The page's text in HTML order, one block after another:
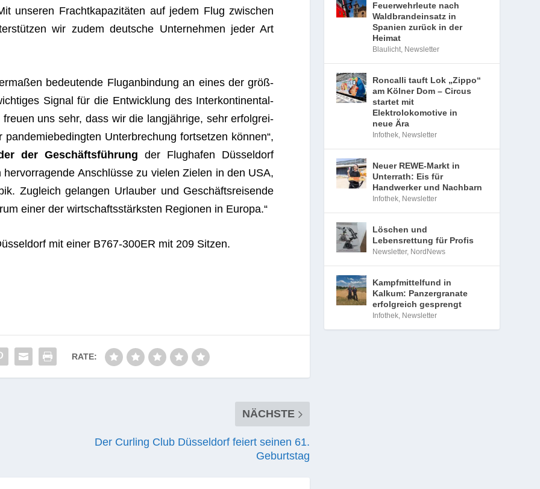
unse­ren Fracht­ka­pa­zi­tä­ten auf jedem Flug zwi­schen
wir zudem deut­sche Unter­neh­men jeder Art
bedeu­tende Flug­an­bin­dung an eines der größ­
Signal für die Ent­wick­lung des Inter­kon­ti­nen­tal­
uns sehr, dass wir die lang­jäh­rige, sehr erfolg­rei­
Unter­bre­chung fort­set­zen kön­nen“,
der Geschäfts­füh­rung der Flug­ha­fen Düs­sel­dorf
Anschlüsse zu vie­len Zie­len in den USA,
Zugleich gelan­gen Urlau­ber und Geschäfts­rei­sende
einer der wirt­schafts­stärks­ten Regio­nen in Europa.“
mit einer B767-300ER mit 209 Sitzen.
RATE:
NÄCHSTE
Der Curling Club Düsseldorf feiert seinen 61.
Geburtstag
Feuerwehrleute nach
Waldbrandeinsatz in
Spanien zurück in der
Heimat
Blaulicht, Newsletter
Roncalli tauft Lok „Zippo“
am Kölner Dom – Circus
startet mit
Elektrolokomotive in
neue Ära
Infothek, Newsletter
Neuer REWE-Markt in
Unterrath: Eis für
Handwerker und Nachbarn
Infothek, Newsletter
Löschen und
Lebensrettung für Profis
Newsletter, NordNews
Kampfmittelfund in
Kalkum: Panzergranate
erfolgreich gesprengt
Infothek, Newsletter